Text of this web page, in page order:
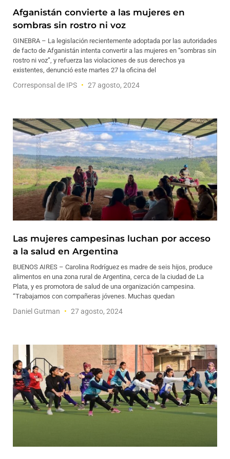
Afganistán convierte a las mujeres en
sombras sin rostro ni voz
GINEBRA – La legislación recientemente adoptada por las autoridades
de facto de Afganistán intenta convertir a las mujeres en “sombras sin
rostro ni voz”, y refuerza las violaciones de sus derechos ya
existentes, denunció este martes 27 la oficina del
Corresponsal de IPS 27 agosto, 2024
Las mujeres campesinas luchan por acceso
a la salud en Argentina
BUENOS AIRES – Carolina Rodríguez es madre de seis hijos, produce
alimentos en una zona rural de Argentina, cerca de la ciudad de La
Plata, y es promotora de salud de una organización campesina.
“Trabajamos con compañeras jóvenes. Muchas quedan
Daniel Gutman 27 agosto, 2024